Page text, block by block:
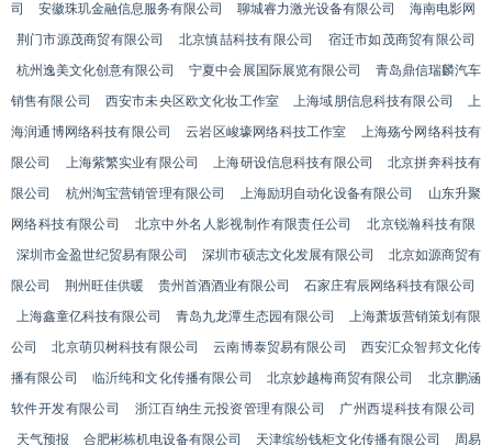
司
安徽珠玑金融信息服务有限公司 聊城睿力激光设备有限公司
海南电影网
荆门市源茂商贸有限公司
北京慎喆科技有限公司
宿迁市如茂商贸有限公司
杭州逸美文化创意有限公司
宁夏中会展国际展览有限公司
青岛鼎信瑞麟汽车
销售有限公司
西安市未央区欧文化妆工作室 上海域朋信息科技有限公司
上
海润通博网络科技有限公司
云岩区峻壕网络科技工作室
上海殇兮网络科技有
限公司
上海紫繁实业有限公司 上海研设信息科技有限公司
北京拼奔科技有
限公司
杭州淘宝营销管理有限公司 上海励玥自动化设备有限公司
山东升聚
网络科技有限公司
北京中外名人影视制作有限责任公司
北京锐瀚科技有限
深圳市金盈世纪贸易有限公司
深圳市硕志文化发展有限公司
北京如源商贸有
限公司
荆州旺佳供暖 贵州首酒酒业有限公司
石家庄宥辰网络科技有限公司
上海鑫童亿科技有限公司
青岛九龙潭生态园有限公司
上海萧坂营销策划有限
公司
北京萌贝树科技有限公司 云南博泰贸易有限公司
西安汇众智邦文化传
播有限公司
临沂纯和文化传播有限公司 北京妙越梅商贸有限公司
北京鹏涵
软件开发有限公司
浙江百纳生元投资管理有限公司
广州西堤科技有限公司
天气预报
合肥彬栋机电设备有限公司 天津缤纷钱柜文化传播有限公司 周易